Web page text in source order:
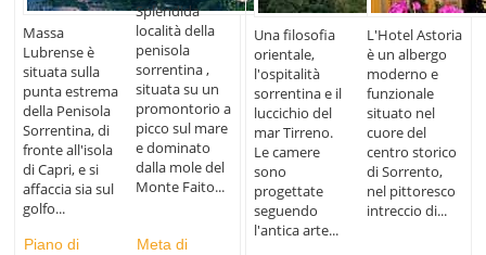
Massa
Lubrense è
situata sulla
punta estrema
della Penisola
Sorrentina, di
fronte all'isola
di Capri, e si
affaccia sia sul
golfo...
Splendida
località della
penisola
sorrentina ,
situata su un
promontorio a
picco sul mare
e dominato
dalla mole del
Monte Faito...
Piano di
Meta di
Una filosofia
orientale,
l'ospitalità
sorrentina e il
luccichio del
mar Tirreno.
Le camere
sono
progettate
seguendo
l'antica arte...
L'Hotel Astoria
è un albergo
moderno e
funzionale
situato nel
cuore del
centro storico
di Sorrento,
nel pittoresco
intreccio di...